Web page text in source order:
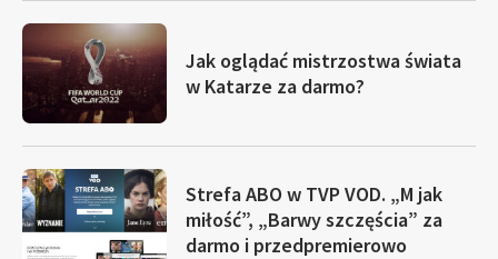
Jak oglądać mistrzostwa świata
w Katarze za darmo?
Strefa ABO w TVP VOD. „M jak
miłość”, „Barwy szczęścia” za
darmo i przedpremierowo